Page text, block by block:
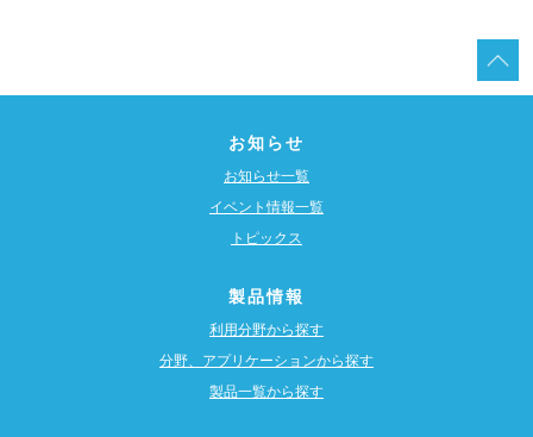
お知らせ
お知らせ一覧
イベント情報一覧
トピックス
製品情報
利用分野から探す
分野、アプリケーションから探す
製品一覧から探す